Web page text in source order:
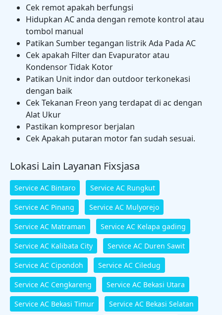
Cek remot apakah berfungsi
Hidupkan AC anda dengan remote kontrol atau
tombol manual
Patikan Sumber tegangan listrik Ada Pada AC
Cek apakah Filter dan Evapurator atau
Kondensor Tidak Kotor
Patikan Unit indor dan outdoor terkonekasi
dengan baik
Cek Tekanan Freon yang terdapat di ac dengan
Alat Ukur
Pastikan kompresor berjalan
Cek Apakah putaran motor fan sudah sesuai.
Lokasi Lain Layanan Fixsjasa
Service AC Bintaro Service AC Rungkut
Service AC Pinang Service AC Mulyorejo
Service AC Matraman Service AC Kelapa gading
Service AC Kalibata City Service AC Duren Sawit
Service AC Cipondoh Service AC Ciledug
Service AC Cengkareng Service AC Bekasi Utara
Service AC Bekasi Timur Service AC Bekasi Selatan